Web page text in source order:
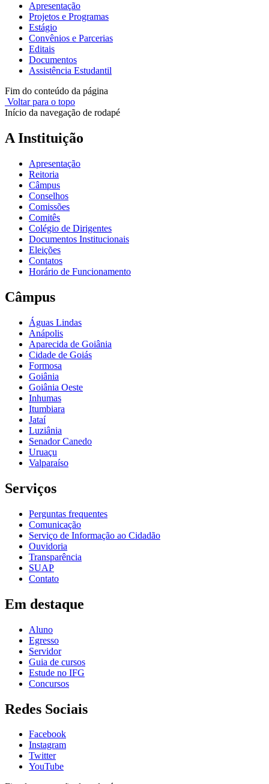
Apresentação
Projetos e Programas
Estágio
Convênios e Parcerias
Editais
Documentos
Assistência Estudantil
Fim do conteúdo da página
Voltar para o topo
Início da navegação de rodapé
A Instituição
Apresentação
Reitoria
Câmpus
Conselhos
Comissões
Comitês
Colégio de Dirigentes
Documentos Institucionais
Eleições
Contatos
Horário de Funcionamento
Câmpus
Águas Lindas
Anápolis
Aparecida de Goiânia
Cidade de Goiás
Formosa
Goiânia
Goiânia Oeste
Inhumas
Itumbiara
Jataí
Luziânia
Senador Canedo
Uruaçu
Valparaíso
Serviços
Perguntas frequentes
Comunicação
Serviço de Informação ao Cidadão
Ouvidoria
Transparência
SUAP
Contato
Em destaque
Aluno
Egresso
Servidor
Guia de cursos
Estude no IFG
Concursos
Redes Sociais
Facebook
Instagram
Twitter
YouTube